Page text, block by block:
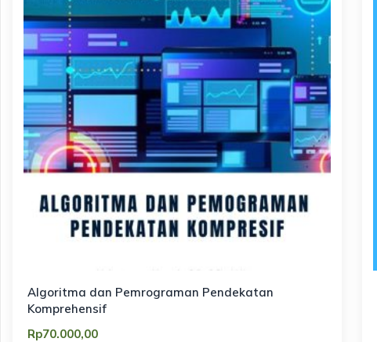
Algoritma dan Pemrograman Pendekatan
Komprehensif
Rp70.000,00